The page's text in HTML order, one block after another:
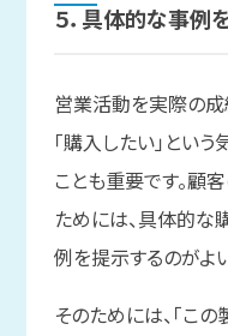
５．具体的な事例
営業活動を実際の
「購入したい」とい
ことも重要です。顧
ためには、具体的な
例を提示するのがよ
そのためには、「こ